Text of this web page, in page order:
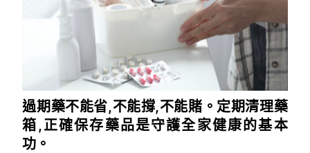
過期藥不能省,不能撐,不能賭。定期清理藥
箱,正確保存藥品是守護全家健康的基本
功。